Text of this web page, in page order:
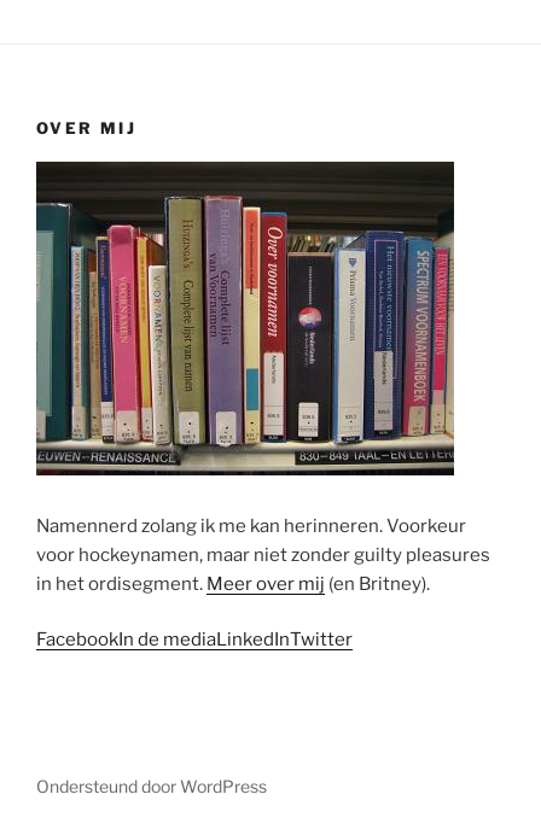
OVER MIJ
Namennerd zolang ik me kan herinneren. Voorkeur
voor hockeynamen, maar niet zonder guilty pleasures
in het ordisegment. Meer over mij (en Britney).
FacebookIn de mediaLinkedInTwitter
Ondersteund door WordPress